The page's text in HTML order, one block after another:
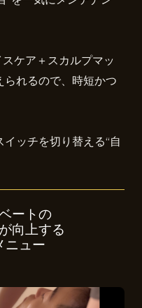
ケア＋スカルプマッ
られるので、時短かつ
ッチを切り替える“自
ートの
向上する
ニュー